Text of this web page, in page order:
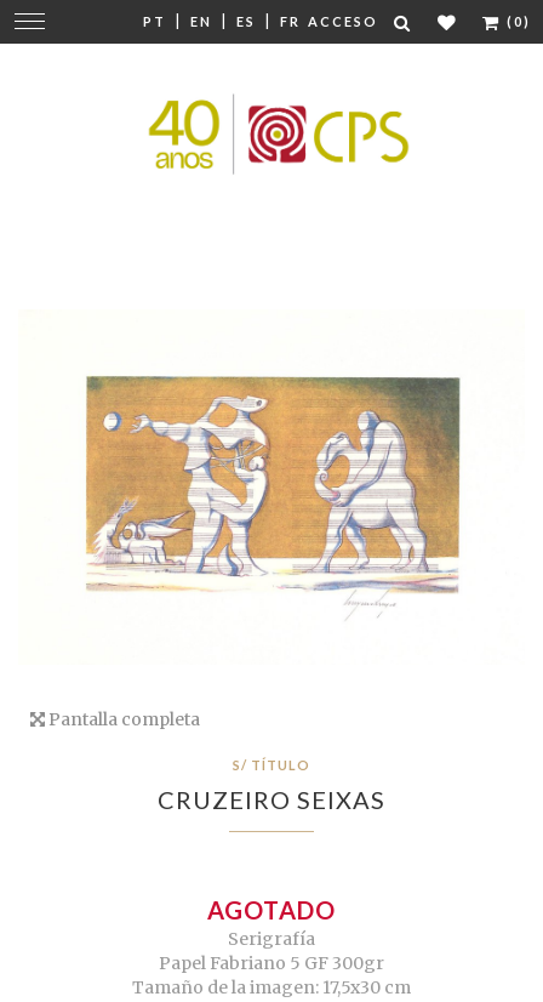
PT | EN | ES | FR ACCESO (0)
Cambiar
navegación
Pantalla completa
S/ TÍTULO
CRUZEIRO SEIXAS
AGOTADO
Serigrafía
Papel Fabriano 5 GF 300gr
Tamaño de la imagen: 17,5x30 cm